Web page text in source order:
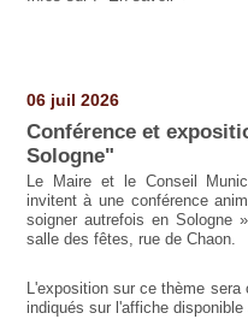
06 juil 2026
Conférence et
Sologne"
Le Maire et le Conseil
invitent à une conférence
soigner autrefois en Sologne
salle des fêtes, rue de Chaon.
L'exposition sur ce thème
indiqués sur l'affiche